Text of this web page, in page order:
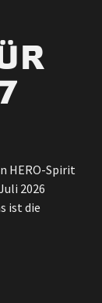
HERO-Spirit
2026
ist die